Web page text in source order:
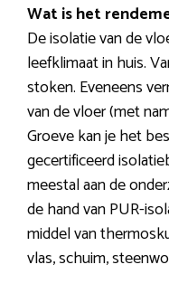
Wat is het
De isolatie van de
leefklimaat in huis.
stoken. Eveneens
van de vloer (met
Groeve kan je het
gecertificeerd
meestal aan de
de hand van PUR-
middel van
vlas, schuim,